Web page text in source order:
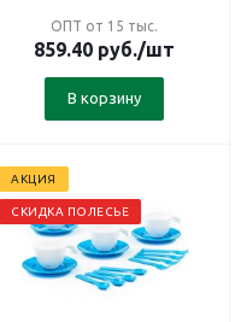
ОПТ от 15 тыс.
859.40 руб./шт
В корзину
АКЦИЯ
СКИДКА ПОЛЕСЬЕ